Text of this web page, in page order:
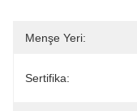
Menşe Yeri:
Sertifika: